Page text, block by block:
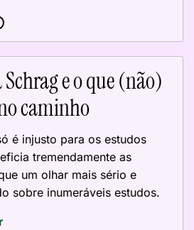
e o que (não)
caminho
é injusto para os estudos
tremendamente as
um olhar mais sério e
sobre inumeráveis estudos.